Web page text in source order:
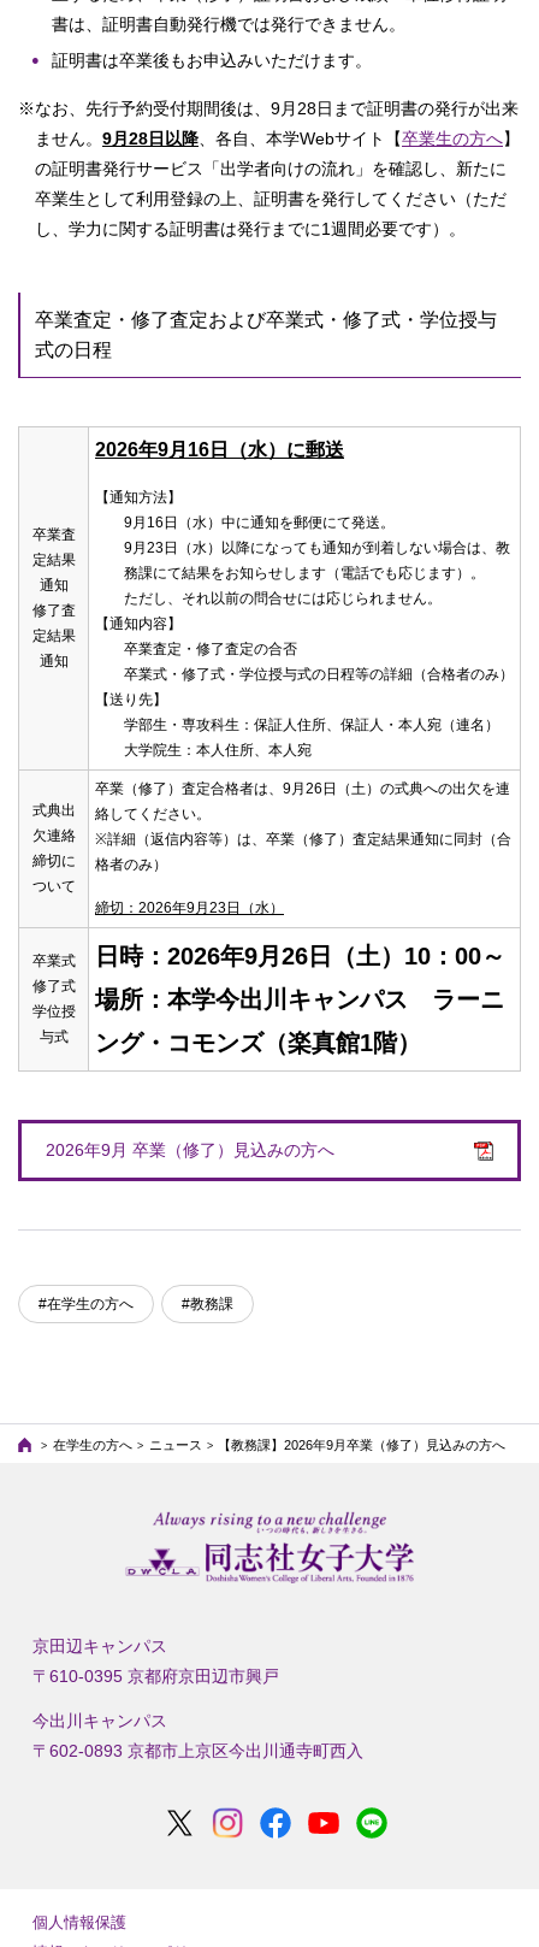
書は、証明書自動発行機では発行できません。
証明書は卒業後もお申込みいただけます。
※なお、先行予約受付期間後は、9月28日まで証明書の発行が出来
ません。 9月28日以降 、各自、本学Webサイト【卒業生の方へ】
の証明書発行サービス「出学者向けの流れ」を確認し、新たに
卒業生として利用登録の上、証明書を発行してください（ただ
し、学力に関する証明書は発行までに1週間必要です）。
卒業査定・修了査定および卒業式・修了式・学位授与
式の日程
卒業査
定結果
通知
修了査
定結果
通知
2026年9月16日（水）に郵送
【通知方法】
9月16日（水）中に通知を郵便にて発送。
9月23日（水）以降になっても通知が到着しない場合は、教
務課にて結果をお知らせします（電話でも応じます）。
ただし、それ以前の問合せには応じられません。
【通知内容】
卒業査定・修了査定の合否
卒業式・修了式・学位授与式の日程等の詳細（合格者のみ）
【送り先】
学部生・専攻科生：保証人住所、保証人・本人宛（連名）
大学院生：本人住所、本人宛
式典出
欠連絡
締切に
ついて
卒業（修了）査定合格者は、9月26日（土）の式典への出欠を連
絡してください。
※詳細（返信内容等）は、卒業（修了）査定結果通知に同封（合
格者のみ）
締切：2026年9月23日（水）
卒業式
修了式
学位授
与式
日時：2026年9月26日（土）10：00～
場所：本学今出川キャンパス ラーニ
ング・コモンズ（楽真館1階）
2026年9月 卒業（修了）見込みの方へ
#在学生の方へ #教務課
在学生の方へ ニュース 【教務課】2026年9月卒業（修了）見込みの方へ
京田辺キャンパス
〒610-0395 京都府京田辺市興戸
今出川キャンパス
〒602-0893 京都市上京区今出川通寺町西入
個人情報保護